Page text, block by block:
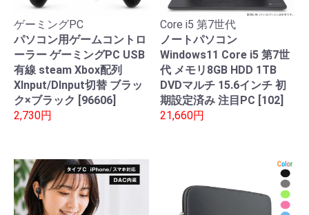
ゲーミングPC
パソコン用ゲームコントロ
ーラー ゲーミングPC USB
有線 steam Xbox配列
XInput/DInput切替 ブラッ
ク×ブラック [96606]
2,730円
Core i5 第7世代
ノートパソコン
Windows11 Core i5 第7世
代 メモリ8GB HDD 1TB
DVDマルチ 15.6インチ 初
期設定済み 注目PC [102]
21,660円